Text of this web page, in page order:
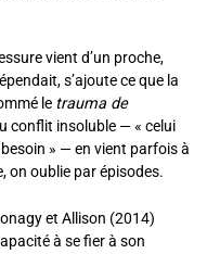
vient d’un proche,
s’ajoute ce que la
le trauma de
conflit insoluble — « celui
» — en vient parfois à
on oublie par épisodes.
et Allison (2014)
à se fier à son